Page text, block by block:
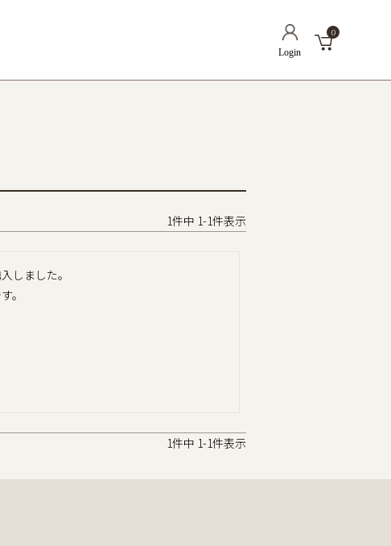
0
1件中 1-1件表示
しました。
。
1件中 1-1件表示